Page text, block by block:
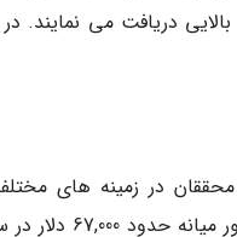
دریافت می نمایند.
و محققان در زمینه های
تحقیقاتی بسیاری در سرزمین